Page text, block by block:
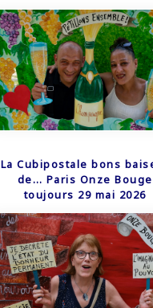
La Cubipostale bons
de… Paris Onze Bouge
toujours 29 mai 2026